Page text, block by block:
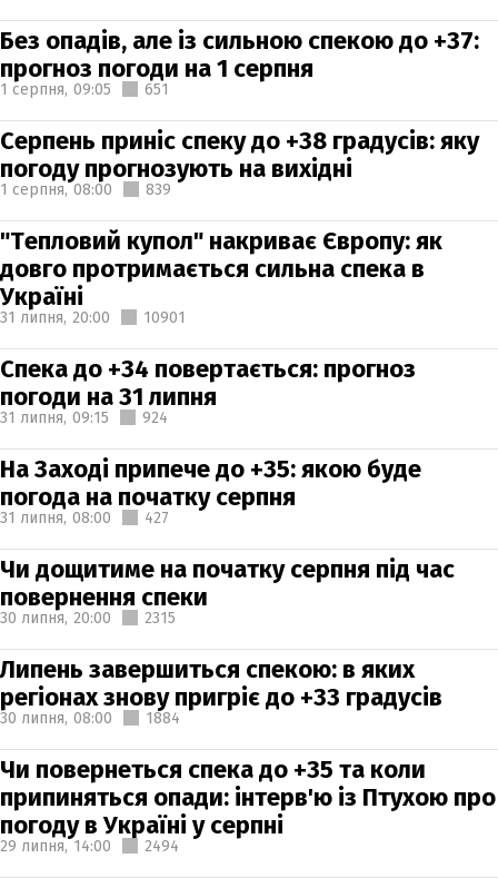
Без опадів, але із сильною спекою до +37:
прогноз погоди на 1 серпня
1 серпня, 09:05 651
Серпень приніс спеку до +38 градусів: яку
погоду прогнозують на вихідні
1 серпня, 08:00 839
"Тепловий купол" накриває Європу: як
довго протримається сильна спека в
Україні
31 липня, 20:00 10901
Спека до +34 повертається: прогноз
погоди на 31 липня
31 липня, 09:15 924
На Заході припече до +35: якою буде
погода на початку серпня
31 липня, 08:00 427
Чи дощитиме на початку серпня під час
повернення спеки
30 липня, 20:00 2315
Липень завершиться спекою: в яких
регіонах знову пригріє до +33 градусів
30 липня, 08:00 1884
Чи повернеться спека до +35 та коли
припиняться опади: інтерв'ю із Птухою про
погоду в Україні у серпні
29 липня, 14:00 2494